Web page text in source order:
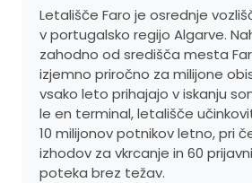
Letališče Faro je osrednje
v portugalsko regijo Algarve.
zahodno od središča mesta
izjemno priročno za milijone
vsako leto prihajajo v iskanju
le en terminal, letališče
10 milijonov potnikov letno, pri
izhodov za vkrcanje in 60
poteka brez težav.